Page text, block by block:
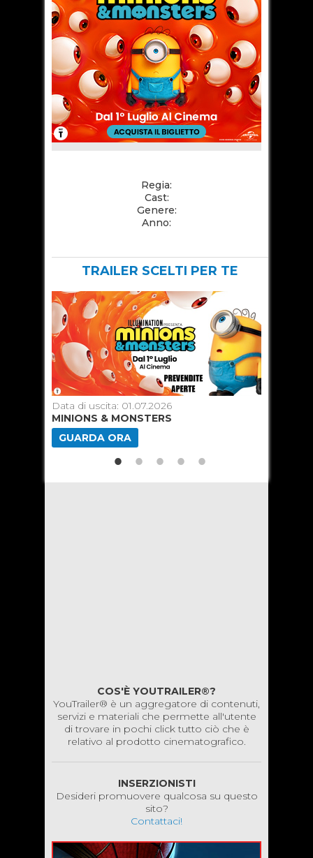
Regia:
Cast:
Genere:
Anno:
TRAILER SCELTI PER TE
Data di uscita: 01.07.2026
MINIONS & MONSTERS
GUARDA ORA
COS'È YOUTRAILER®?
YouTrailer® è un aggregatore di contenuti,
servizi e materiali che permette all'utente
di trovare in pochi click tutto ciò che è
relativo al prodotto cinematografico.
INSERZIONISTI
Desideri promuovere qualcosa su questo
sito?
Contattaci!